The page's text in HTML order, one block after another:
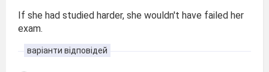
If she had studied harder, she wouldn't have failed her
exam.
варіанти відповідей